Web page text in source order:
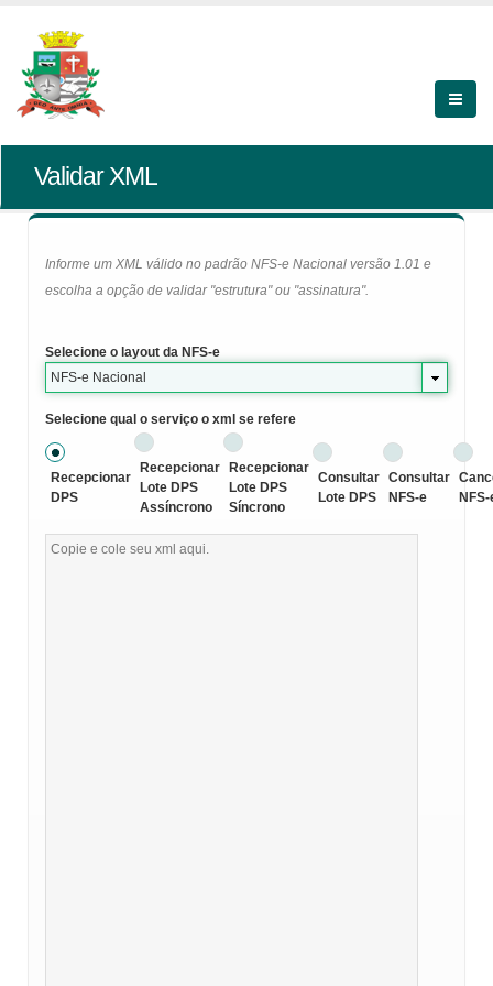
Validar XML
Informe um XML válido no padrão NFS-e Nacional versão 1.01 e
escolha a opção de validar "estrutura" ou "assinatura".
Selecione o layout da NFS-e
NFS-e Nacional
Selecione qual o serviço o xml se refere
Recepcionar
DPS
Recepcionar
Lote DPS
Assíncrono
Recepcionar
Lote DPS
Síncrono
Consultar
Lote DPS
Consultar
NFS-e
NFS-